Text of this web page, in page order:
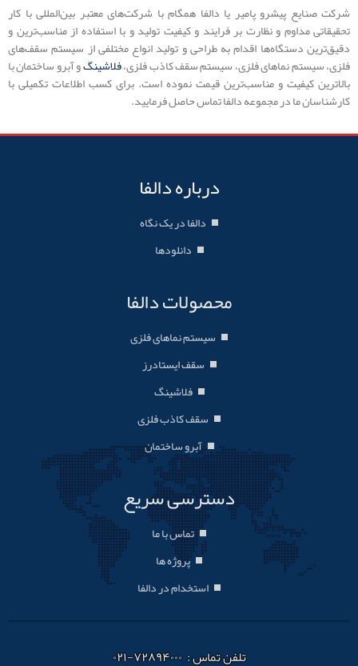
شرکت صنایع پیشرو پامیر یا دالفا همگام با شرکت‌های معتبر بین‌المللی با کار
تحقیقاتی مداوم و نظارت بر فرایند و کیفیت تولید و با استفاده از مناسب‌ترین و
دقیق‌ترین دستگاه‌ها اقدام به طراحی و تولید انواع مختلفی از سیستم سقف‌های
فلزی، سیستم نماهای فلزی، سیستم سقف کاذب فلزی،فلاشینگو آبرو ساختمان با
بالاترین کیفیت و مناسب‌ترین قیمت نموده است. برای کسب اطلاعات تکمیلی با
کارشناسان ما در مجموعه دالفا تماس حاصل فرمایید.
درباره دالفا
دالفا در یک نگاه
دانلودها
محصولات دالفا
سیستم نماهای فلزی
سقف ایستادرز
فلاشینگ
سقف کاذب فلزی
آبرو ساختمان
دسترسی سریع
تماس با ما
پروژه ها
استخدام در دالفا
تلفن تماس : ۷۲۸۹۴۰۰۰-۰۲۱